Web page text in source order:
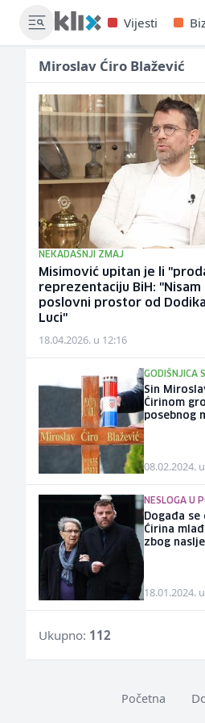
Vijesti
Miroslav Ćiro Blažević
NEKADAŠNJI ZMAJ
Misimović upitan je li
reprezentaciju BiH: "Nisam
poslovni prostor od
Luci"
18.04.2026. u 12:16
GODIŠNJICA
Sin
Ćirinom
posebnog
08.02.2024.
NESLOGA U
Događa se
Ćirina
zbog
18.01.2024.
Ukupno: 112
Početna